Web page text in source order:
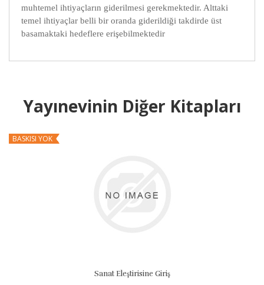
muhtemel ihtiyaçların giderilmesi gerekmektedir. Alttaki
temel ihtiyaçlar belli bir oranda giderildiği takdirde üst
basamaktaki hedeflere erişebilmektedir
Yayınevinin Diğer Kitapları
BASKISI YOK
Sanat Eleştirisine Giriş